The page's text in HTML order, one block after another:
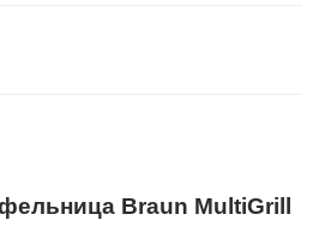
Braun MultiGrill